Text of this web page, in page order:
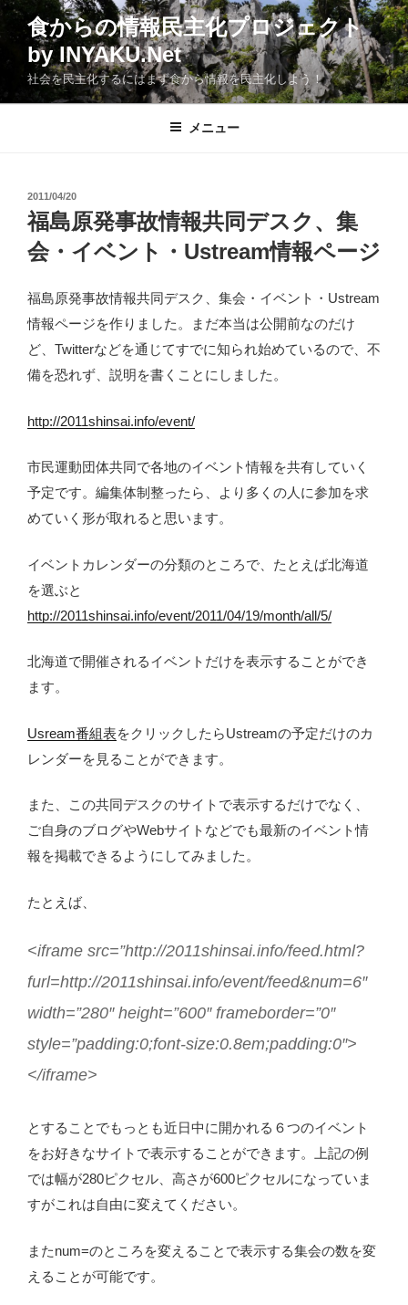
コ
食からの情報民主化プロジェクト
by INYAKU.Net
社会を民主化するにはまず食から情報を民主化しよう！
メニュー
投
稿
日:
2011/04/20
福島原発事故情報共同デスク、集
会・イベント・Ustream情報ページ
福島原発事故情報共同デスク、集会・イベント・Ustream
情報ページを作りました。まだ本当は公開前なのだけ
ど、Twitterなどを通じてすでに知られ始めているので、不
備を恐れず、説明を書くことにしました。
http://2011shinsai.info/event/
市民運動団体共同で各地のイベント情報を共有していく
予定です。編集体制整ったら、より多くの人に参加を求
めていく形が取れると思います。
イベントカレンダーの分類のところで、たとえば北海道
を選ぶと
http://2011shinsai.info/event/2011/04/19/month/all/5/
北海道で開催されるイベントだけを表示することができ
ます。
Usream番組表をクリックしたらUstreamの予定だけのカ
レンダーを見ることができます。
また、この共同デスクのサイトで表示するだけでなく、
ご自身のブログやWebサイトなどでも最新のイベント情
報を掲載できるようにしてみました。
たとえば、
<iframe src=”http://2011shinsai.info/feed.html?
furl=http://2011shinsai.info/event/feed&num=6″
width=”280″ height=”600″ frameborder=”0″
style=”padding:0;font-size:0.8em;padding:0″>
</iframe>
とすることでもっとも近日中に開かれる６つのイベント
をお好きなサイトで表示することができます。上記の例
では幅が280ピクセル、高さが600ピクセルになっていま
すがこれは自由に変えてください。
またnum=のところを変えることで表示する集会の数を変
えることが可能です。